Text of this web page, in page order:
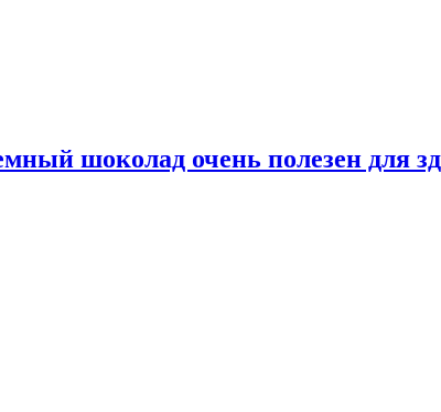
шоколад очень полезен для